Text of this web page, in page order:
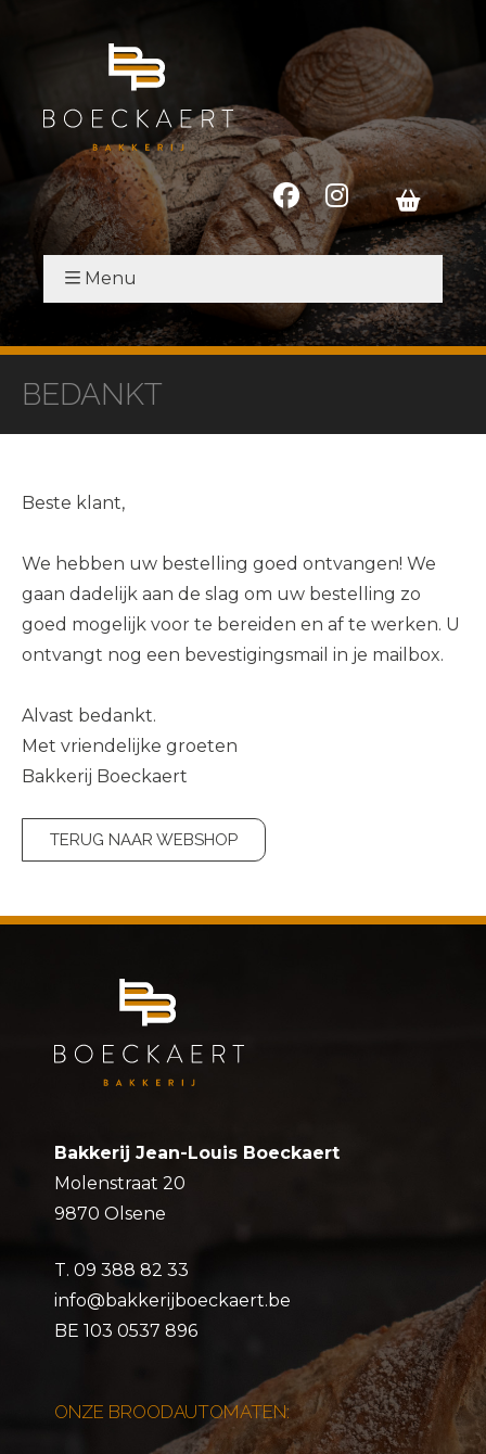
Menu
BEDANKT
Beste klant,
We hebben uw bestelling goed ontvangen! We
gaan dadelijk aan de slag om uw bestelling zo
goed mogelijk voor te bereiden en af te werken. U
ontvangt nog een bevestigingsmail in je mailbox.
Alvast bedankt.
Met vriendelijke groeten
Bakkerij Boeckaert
TERUG NAAR WEBSHOP
Bakkerij Jean-Louis Boeckaert
Molenstraat 20
9870 Olsene
T. 09 388 82 33
info@bakkerijboeckaert.be
BE 103 0537 896
ONZE BROODAUTOMATEN: